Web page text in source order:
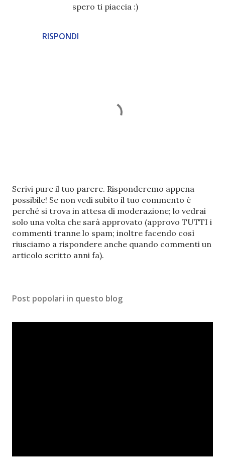
RISPONDI
spero ti piaccia :)
P
o
s
t
a
u
n
m
n
Scrivi pure il tuo parere. Risponderemo appena
possibile! Se non vedi subito il tuo commento è
perché si trova in attesa di moderazione; lo vedrai
solo una volta che sarà approvato (approvo TUTTI i
commenti tranne lo spam; inoltre facendo così
riusciamo a rispondere anche quando commenti un
articolo scritto anni fa).
Post popolari in questo blog